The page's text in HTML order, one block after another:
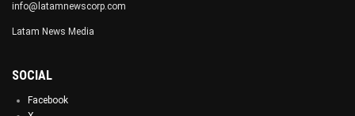
info@latamnewscorp.com
Latam News Media
SOCIAL
Facebook